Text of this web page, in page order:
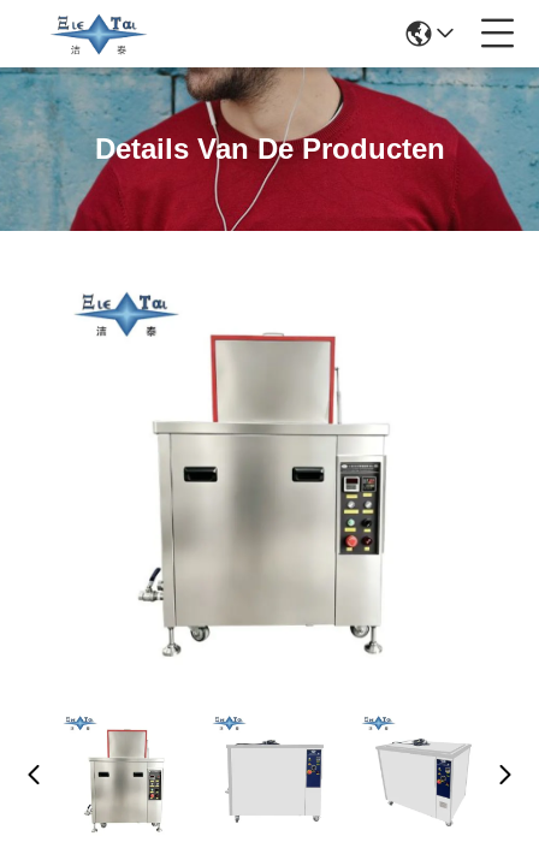
Details Van De Producten